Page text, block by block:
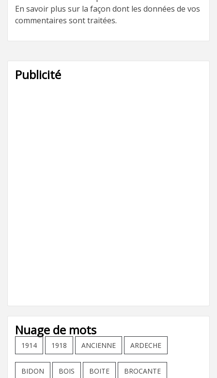
En savoir plus sur la façon dont les données de vos
commentaires sont traitées.
Publicité
Nuage de mots
1914 1918 ANCIENNE ARDECHE
BIDON BOIS BOITE BROCANTE